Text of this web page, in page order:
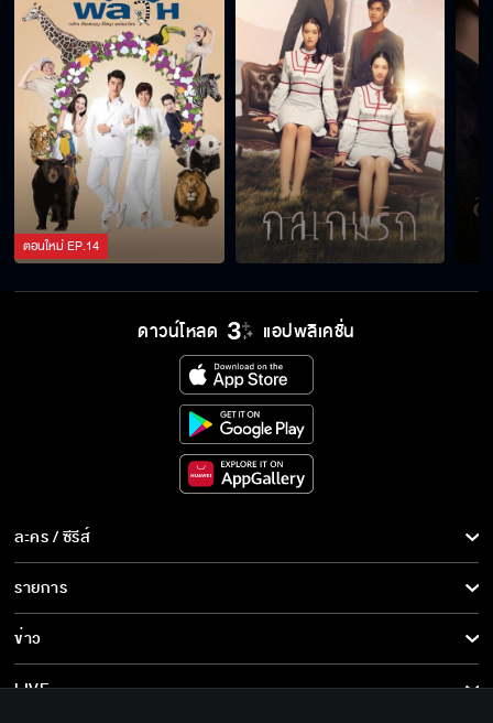
ตอนใหม่EP.14
ดาวน์โหลด แอปพลิเคชั่น
ละคร / ซีรีส์
ละคร/ซีรีส์
ซีรีส์นานาชาติ
การ์ตูน & เกม
รายการ
รายการทั้งหมด
ข่าว
ข่าวทั้งหมด
LIVE